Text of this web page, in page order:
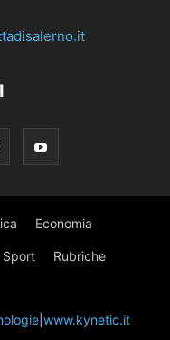
Economia
Sport Rubriche
www.kynetic.it